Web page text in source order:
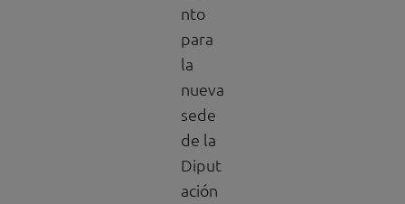
nto
para
la
nueva
sede
de la
Diput
ación